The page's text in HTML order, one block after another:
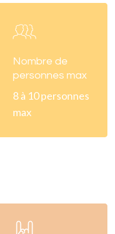
Nombre de
personnes max
8 à 10 personnes
max